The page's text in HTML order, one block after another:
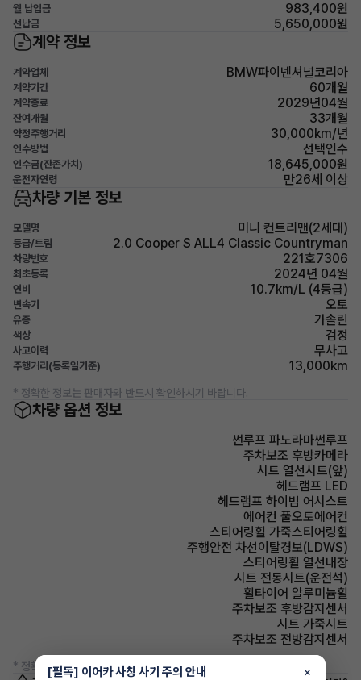
월 납입금 983,400원
선납금 5,650,000원
계약 정보
계약업체 BMW파이넨셔널코리아
계약기간 60개월
계약종료 2029년04월
잔여개월 33개월
약정주행거리 30,000km/년
인수방법 선택인수
인수금(잔존가치) 18,645,000원
운전자연령 만26세 이상
차량 기본 정보
모델명 미니 컨트리맨(2세대)
등급/트림 2.0 Cooper S ALL4 Classic Countryman
차량번호 221호7306
최초등록 2024년 04월
연비 10.7km/L (4등급)
변속기 오토
유종 가솔린
색상 검정
사고이력 무사고
주행거리(등록일기준) 13,000km
* 정확한 정보는 판매자와 반드시 확인하시기 바랍니다.
차량 옵션 정보
썬루프 파노라마썬루프
주차보조 후방카메라
시트 열선시트(앞)
헤드램프 LED
헤드램프 하이빔 어시스트
에어컨 풀오토에어컨
스티어링휠 가죽스티어링휠
주행안전 차선이탈경보(LDWS)
스티어링휠 열선내장
시트 전동시트(운전석)
휠타이어 알루미늄휠
주차보조 후방감지센서
시트 가죽시트
주차보조 전방감지센서
* 정확한 정보는 판매자와 반드시 확인하시기 바랍니다.
[필독] 이어카 사칭 사기 주의 안내 ×